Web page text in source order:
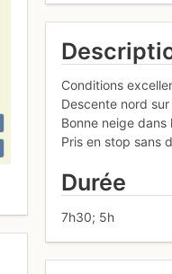
Conditions
Descente nord
Bonne neige dans
Pris en stop sans
Durée
7h30; 5h